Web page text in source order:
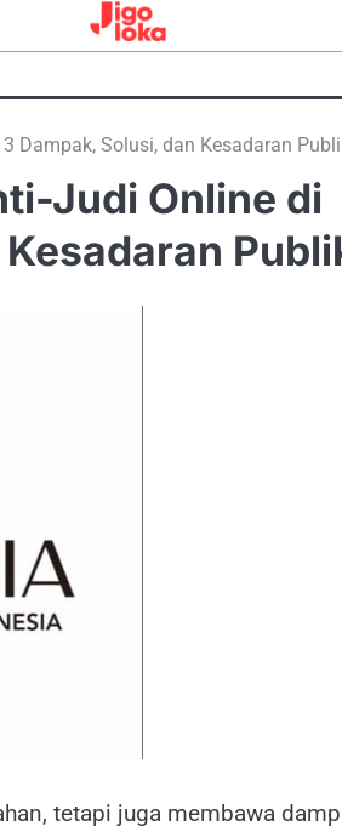
Dampak, Solusi, dan Kesadaran
Judi Online di
tetapi juga membawa